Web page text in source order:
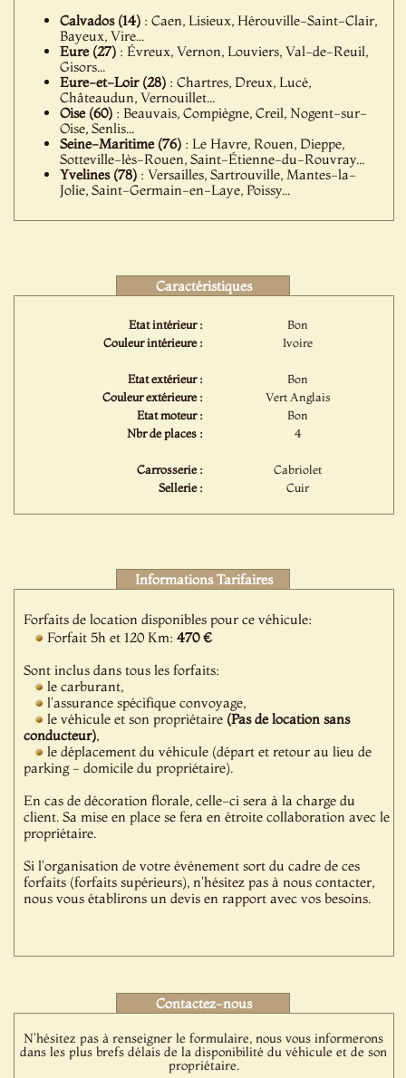
Calvados (14) : Caen, Lisieux, Hérouville-Saint-Clair,
Bayeux, Vire...
Eure (27) : Évreux, Vernon, Louviers, Val-de-Reuil,
Gisors...
Eure-et-Loir (28) : Chartres, Dreux, Lucé,
Châteaudun, Vernouillet...
Oise (60) : Beauvais, Compiègne, Creil, Nogent-sur-
Oise, Senlis...
Seine-Maritime (76) : Le Havre, Rouen, Dieppe,
Sotteville-lès-Rouen, Saint-Étienne-du-Rouvray...
Yvelines (78) : Versailles, Sartrouville, Mantes-la-
Jolie, Saint-Germain-en-Laye, Poissy...
Caractéristiques
Etat intérieur :
Bon
Couleur intérieure :
Ivoire
Etat extérieur :
Bon
Couleur extérieure :
Vert Anglais
Etat moteur :
Bon
Nbr de places :
4
Carrosserie :
Cabriolet
Sellerie :
Cuir
Informations Tarifaires
Forfaits de location disponibles pour ce véhicule:
Forfait 5h et 120 Km:470 €
Sont inclus dans tous les forfaits:
le carburant,
l'assurance spécifique convoyage,
le véhicule et son propriétaire (Pas de location sans
conducteur),
le déplacement du véhicule (départ et retour au lieu de
parking - domicile du propriétaire).
En cas de décoration florale, celle-ci sera à la charge du
client. Sa mise en place se fera en étroite collaboration avec le
propriétaire.
Si l'organisation de votre événement sort du cadre de ces
forfaits (forfaits supérieurs), n'hésitez pas à nous contacter,
nous vous établirons un devis en rapport avec vos besoins.
Contactez-nous
N'hésitez pas à renseigner le formulaire, nous vous informerons
dans les plus brefs délais de la disponibilité du véhicule et de son
propriétaire.